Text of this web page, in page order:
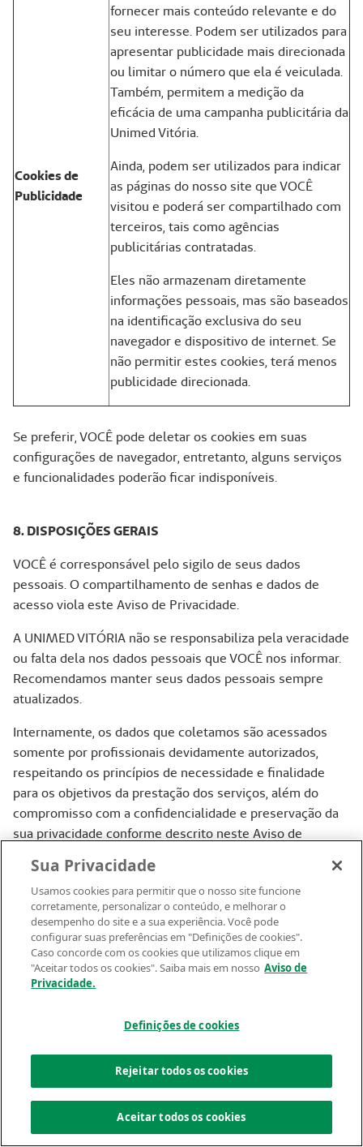
Cookies de
Publicidade
fornecer mais conteúdo relevante e do
seu interesse. Podem ser utilizados para
apresentar publicidade mais direcionada
ou limitar o número que ela é veiculada.
Também, permitem a medição da
eficácia de uma campanha publicitária da
Unimed Vitória.
Ainda, podem ser utilizados para indicar
as páginas do nosso site que VOCÊ
visitou e poderá ser compartilhado com
terceiros, tais como agências
publicitárias contratadas.
Eles não armazenam diretamente
informações pessoais, mas são baseados
na identificação exclusiva do seu
navegador e dispositivo de internet. Se
não permitir estes cookies, terá menos
publicidade direcionada.
Se preferir, VOCÊ pode deletar os cookies em suas
configurações de navegador, entretanto, alguns serviços
e funcionalidades poderão ficar indisponíveis.
8. DISPOSIÇÕES GERAIS
VOCÊ é corresponsável pelo sigilo de seus dados
pessoais. O compartilhamento de senhas e dados de
acesso viola este Aviso de Privacidade.
A UNIMED VITÓRIA não se responsabiliza pela veracidade
ou falta dela nos dados pessoais que VOCÊ nos informar.
Recomendamos manter seus dados pessoais sempre
atualizados.
Internamente, os dados que coletamos são acessados
somente por profissionais devidamente autorizados,
respeitando os princípios de necessidade e finalidade
para os objetivos da prestação dos serviços, além do
compromisso com a confidencialidade e preservação da
sua privacidade conforme descrito neste Aviso de
Podemos alterar este Aviso de Privacidade a qualquer
momento, para conformidade legal ou adequação da
necessidade de melhoria contínua aos padrões de
Privacidade e Proteção de dados. Desta forma,
recomendamos visitar periodicamente esta página para
que VOCÊ tenha conhecimento sobre as modificações.
documento, iremos publicar essa atualização de forma
OneTrust
Sua Privacidade
Usamos cookies para permitir que o nosso site funcione
corretamente, personalizar o conteúdo, e melhorar o
desempenho do site e a sua experiência. Você pode
configurar suas preferências em "Definições de cookies".
Caso concorde com os cookies que utilizamos clique em
"Aceitar todos os cookies". Saiba mais em nosso Aviso de
Privacidade.
Definições de cookies
Rejeitar todos os cookies
Aceitar todos os cookies